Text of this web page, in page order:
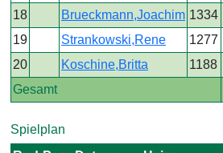
18 Brueckmann,Joachim 1334
19
Strankowski,Rene
1277
20
Koschine,Britta
1188
Gesamt
Spielplan